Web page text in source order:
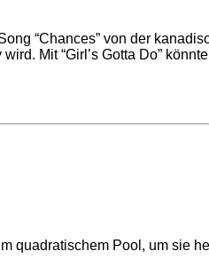
“Chances” von der
Mit “Girl’s Gotta Do”